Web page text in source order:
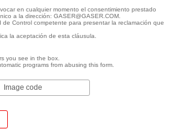
en cualquier momento el consentimiento prestado
a la dirección: GASER@GASER.COM.
de Control competente para presentar la reclamación que
la aceptación de esta cláusula.
you see in the box.
programs from abusing this form.